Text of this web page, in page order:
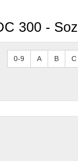
300 -
0-9 A B C